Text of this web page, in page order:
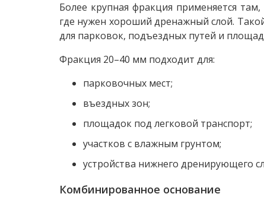
Более крупная фракция применяется
где нужен хороший дренажный слой.
для парковок, подъездных путей и
Фракция 20–40 мм подходит для:
парковочных мест;
въездных зон;
площадок под легковой транспорт;
участков с влажным грунтом;
устройства нижнего дренирующего
Комбинированное основание